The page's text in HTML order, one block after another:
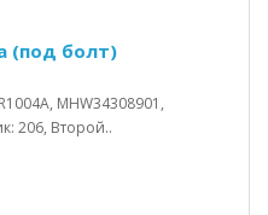
(под болт)
MHW34308901,
206, Второй..